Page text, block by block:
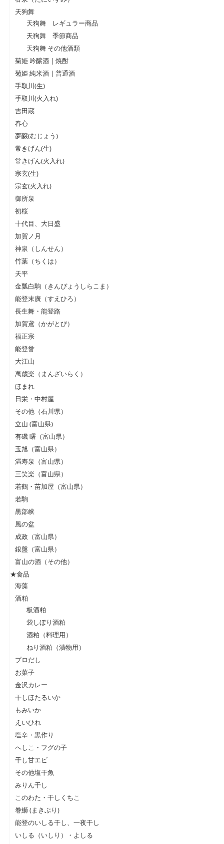
天狗舞
天狗舞 レギュラー商品
天狗舞 季節商品
天狗舞 その他酒類
菊姫 吟醸酒 | 焼酎
菊姫 純米酒 | 普通酒
手取川(生)
手取川(火入れ)
吉田蔵
春心
夢醸(むじょう)
常きげん(生)
常きげん(火入れ)
宗玄(生)
宗玄(火入れ)
御所泉
初桜
十代目、大日盛
加賀ノ月
神泉（しんせん）
竹葉（ちくは）
天平
金瓢白駒（きんぴょうしらこま）
能登末廣（すえひろ）
長生舞・能登路
加賀鳶（かがとび）
福正宗
能登誉
大江山
萬歳楽（まんざいらく）
ほまれ
日栄・中村屋
その他（石川県）
立山 (富山県)
有磯 曙（富山県）
玉旭（富山県）
満寿泉（富山県）
三笑楽（富山県）
若鶴・苗加屋（富山県）
若駒
黒部峡
風の盆
成政（富山県）
銀盤（富山県）
富山の酒（その他）
★食品
海藻
酒粕
板酒粕
袋しぼり酒粕
酒粕（料理用）
ねり酒粕（漬物用）
プロだし
お菓子
金沢カレー
干しほたるいか
もみいか
えいひれ
塩辛・黒作り
へしこ・フグの子
干し甘エビ
その他塩干魚
みりん干し
このわた・干しくちこ
巻鰤 (まきぶり)
能登のいしる干し、一夜干し
いしる（いしり）・よしる